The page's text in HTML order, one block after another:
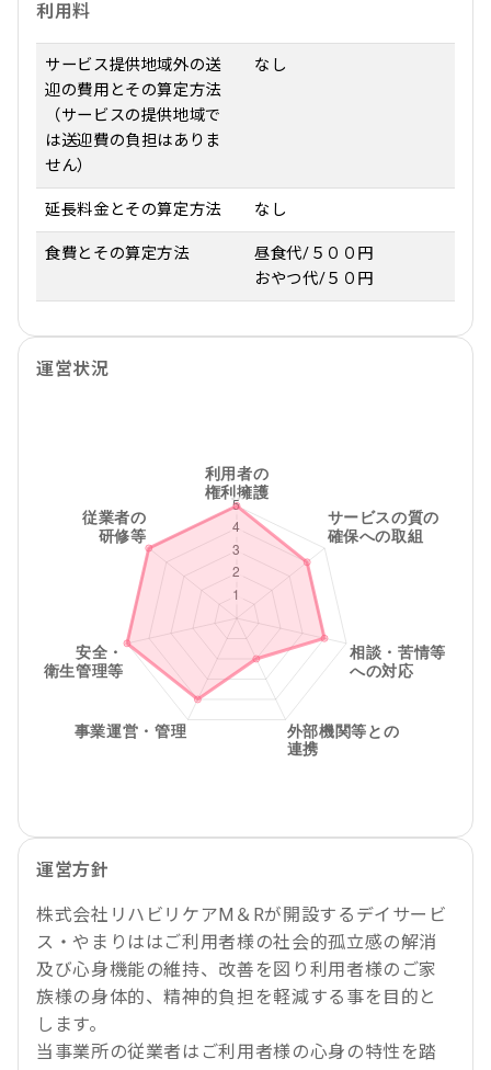
利用料
サービス提供地域外の送
迎の費用とその算定方法
（サービスの提供地域で
は送迎費の負担はありま
せん）
なし
延長料金とその算定方法 なし
食費とその算定方法
昼食代/５００円
おやつ代/５０円
運営状況
運営方針
株式会社リハビリケアM＆Rが開設するデイサービ
ス・やまりははご利用者様の社会的孤立感の解消
及び心身機能の維持、改善を図り利用者様のご家
族様の身体的、精神的負担を軽減する事を目的と
します。
当事業所の従業者はご利用者様の心身の特性を踏